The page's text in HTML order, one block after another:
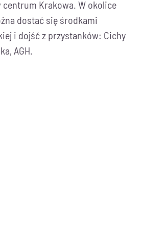
centrum Krakowa. W okolice
dostać się środkami
i dojść z przystanków: Cichy
AGH.